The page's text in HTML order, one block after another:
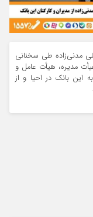
مدنی‌زاده طی سخنانی
مدیره، هیأت عامل و
بانک در احیا و از